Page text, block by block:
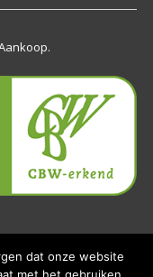
dat onze website